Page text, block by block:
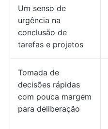
Um senso de
urgência na
conclusão de
tarefas e projetos
Tomada de
decisões rápidas
com pouca margem
para deliberação